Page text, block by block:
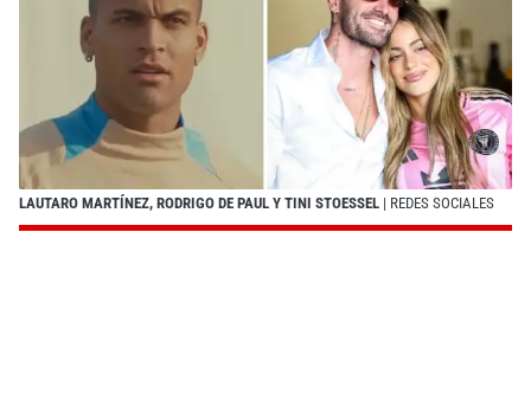
LAUTARO MARTÍNEZ, RODRIGO DE PAUL Y TINI STOESSEL | REDES SOCIALES